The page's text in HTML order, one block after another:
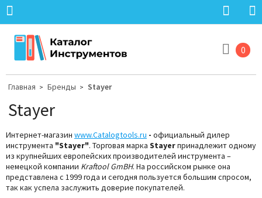
0
Главная > Бренды > Stayer
Stayer
Интернет-магазин www.Catalogtools.ru - официальный дилер
инструмента "Stayer". Торговая марка Stayerпринадлежит одному
из крупнейших европейских производителей инструмента –
немецкой компании Kraftool GmBH. На российском рынке она
представлена с 1999 года и сегодня пользуется большим спросом,
так как успела заслужить доверие покупателей.